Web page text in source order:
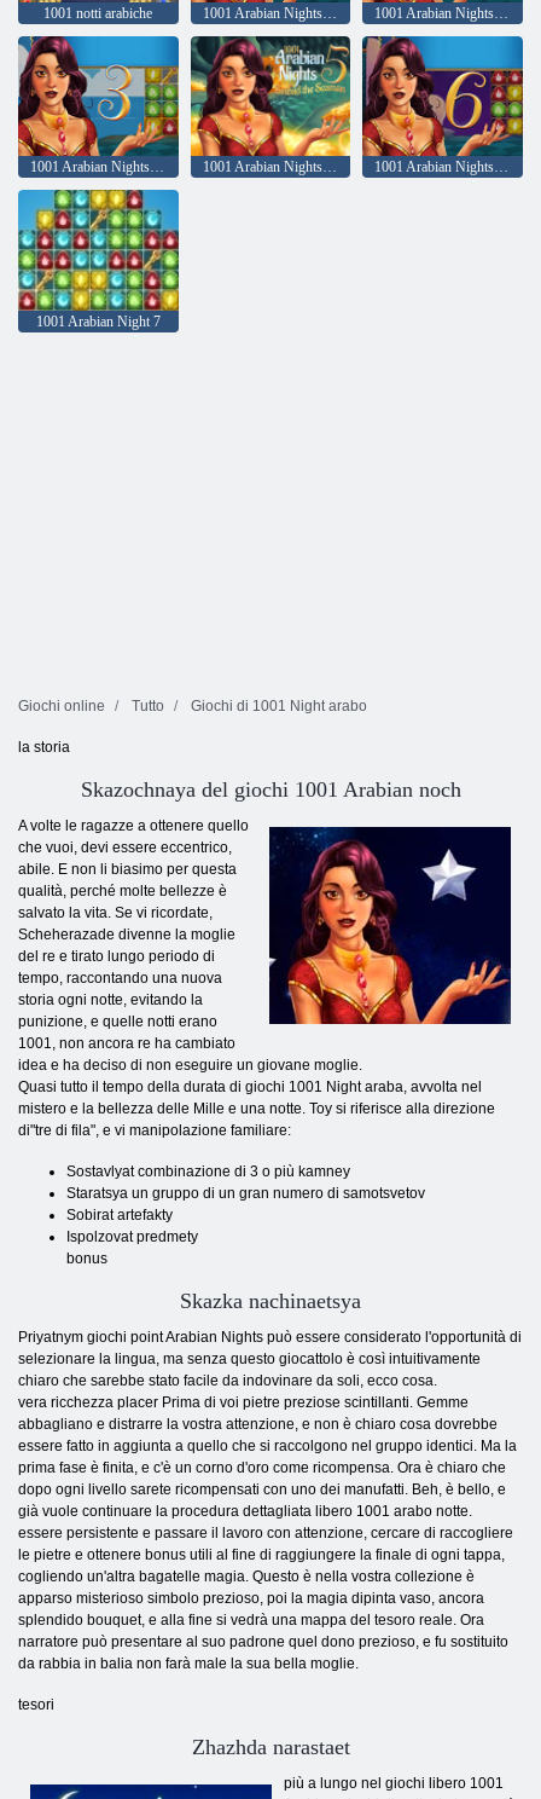
1001 notti arabiche 1001 Arabian Nights 2: Aladino e la lampada magica
1001 Arabian Nights 2: il pescatore e il jinni 1001 Arabian Nights 5: Sinbad the Seaman 1001 Arabian Nights 6: Alibaba ei 40 ladroni
1001 Arabian Night 7
Giochi online Tutto Giochi di 1001 Night arabo
la storia
Skazochnaya del giochi 1001 Arabian noch
A volte le ragazze a ottenere quello
che vuoi, devi essere eccentrico,
abile. E non li biasimo per questa
qualità, perché molte bellezze è
salvato la vita. Se vi ricordate,
Scheherazade divenne la moglie
del re e tirato lungo periodo di
tempo, raccontando una nuova
storia ogni notte, evitando la
punizione, e quelle notti erano
1001, non ancora re ha cambiato
idea e ha deciso di non eseguire un giovane moglie.
Quasi tutto il tempo della durata di giochi 1001 Night araba, avvolta nel
mistero e la bellezza delle Mille e una notte. Toy si riferisce alla direzione
di"tre di fila", e vi manipolazione familiare:
Sostavlyat combinazione di 3 o più kamney
Staratsya un gruppo di un gran numero di samotsvetov
Sobirat artefakty
Ispolzovat predmety
bonus
Skazka nachinaetsya
Priyatnym giochi point Arabian Nights può essere considerato l'opportunità di
selezionare la lingua, ma senza questo giocattolo è così intuitivamente
chiaro che sarebbe stato facile da indovinare da soli, ecco cosa.
vera ricchezza placer Prima di voi pietre preziose scintillanti. Gemme
abbagliano e distrarre la vostra attenzione, e non è chiaro cosa dovrebbe
essere fatto in aggiunta a quello che si raccolgono nel gruppo identici. Ma la
prima fase è finita, e c'è un corno d'oro come ricompensa. Ora è chiaro che
dopo ogni livello sarete ricompensati con uno dei manufatti. Beh, è ​​bello, e
già vuole continuare la procedura dettagliata libero 1001 arabo notte.
essere persistente e passare il lavoro con attenzione, cercare di raccogliere
le pietre e ottenere bonus utili al fine di raggiungere la finale di ogni tappa,
cogliendo un'altra bagatelle magia. Questo è nella vostra collezione è
apparso misterioso simbolo prezioso, poi la magia dipinta vaso, ancora
splendido bouquet, e alla fine si vedrà una mappa del tesoro reale. Ora
narratore può presentare al suo padrone quel dono prezioso, e fu sostituito
da rabbia in balia non farà male la sua bella moglie.
tesori
Zhazhda narastaet
più a lungo nel giochi libero 1001